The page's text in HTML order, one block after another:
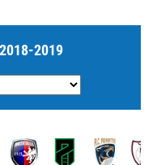
2018-2019